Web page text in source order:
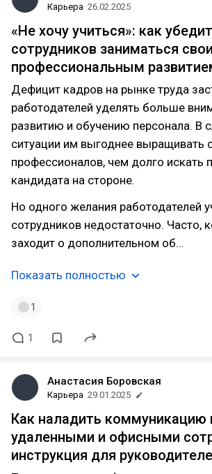
Карьера 26.02.2025
«Не хочу учиться»: как
сотрудников заниматься
профессиональным
Дефицит кадров на рынке труда
работодателей уделять больше
развитию и обучению персонала. В
ситуации им выгоднее выращивать
профессионалов, чем долго искать
кандидата на стороне.
Но одного желания работодателей
сотрудников недостаточно. Часто,
заходит о дополнительном об…
Показать полностью
1
1
Анастасия Боровская
Карьера 29.01.2025
Как наладить
удаленными и офисными
инструкция для